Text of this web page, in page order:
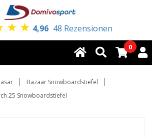
★ ★ 4,96 48 Rezensionen
0
Bazaar Snowboardstiefel
25 Snowboardstiefel